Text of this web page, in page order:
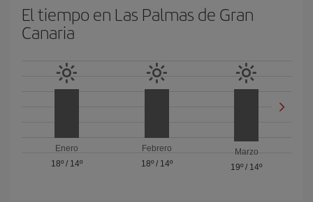
El tiempo en Las Palmas de Gran
Canaria
Enero
18º/ 14º
Febrero
18º/ 14º
Marzo
19º / 14º